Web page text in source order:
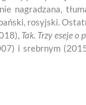
nagradzana,
rosyjski.
Tak. Trzy eseje o
i srebrnym